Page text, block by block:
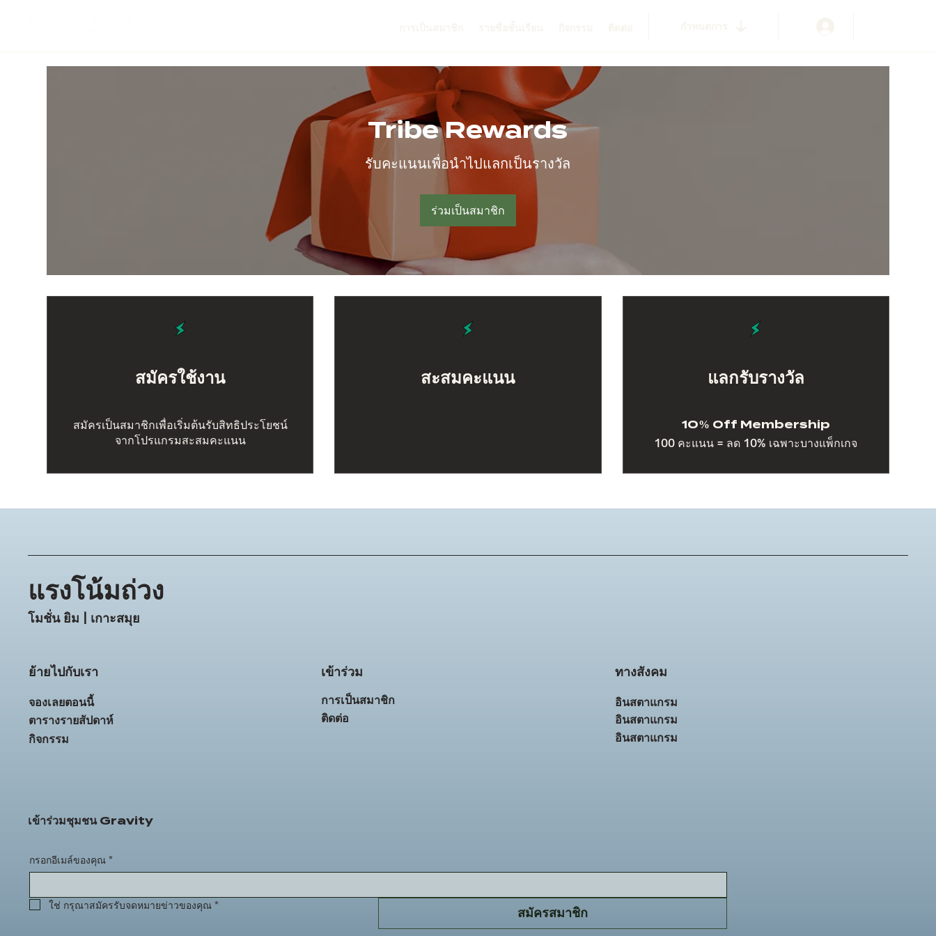
Tribe Rewards
รับคะแนนเพื่อนำไปแลกเป็นรางวัล
ร่วมเป็นสมาชิก
สมัครใช้งาน
สมัครเป็นสมาชิกเพื่อเริ่มต้นรับสิทธิประโยชน์
จากโปรแกรมสะสมคะแนน
สะสมคะแนน แลกรับรางวัล
10% Off Membership
100 คะแนน = ลด 10% เฉพาะบางแพ็กเกจ
แรงโน้มถ่วง
โมชั่น ยิม | เกาะสมุย
ทางสังคม
อินสตาแกรม
อินสตาแกรม
อินสตาแกรม
ย้ายไปกับเรา
จองเลยตอนนี้
ตารางรายสัปดาห์
กิจกรรม
เข้าร่วม
การเป็นสมาชิก
ติดต่อ
เข้าร่วมชุมชน Gravity
กรอกอีเมล์ของคุณ *
ใช่ กรุณาสมัครรับจดหมายข่าวของคุณ *
สมัครสมาชิก